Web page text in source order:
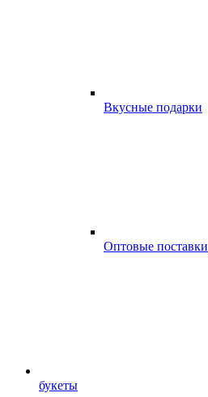
Вкусные подарки
Оптовые поставки
букеты